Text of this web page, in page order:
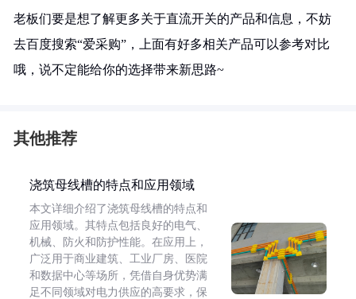
老板们要是想了解更多关于直流开关的产品和信息，不妨
去百度搜索“爱采购”，上面有好多相关产品可以参考对比
哦，说不定能给你的选择带来新思路~
其他推荐
浇筑母线槽的特点和应用领域
本文详细介绍了浇筑母线槽的特点和
应用领域。其特点包括良好的电气、
机械、防火和防护性能。在应用上，
广泛用于商业建筑、工业厂房、医院
和数据中心等场所，凭借自身优势满
足不同领域对电力供应的高要求，保